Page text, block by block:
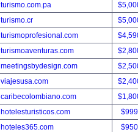
turismo.com.pa
turismo.cr
turismoprofesional.com
turismoaventuras.com
meetingsbydesign.com
viajesusa.com
caribecolombiano.com
hotelesturisticos.com
hoteles365.com